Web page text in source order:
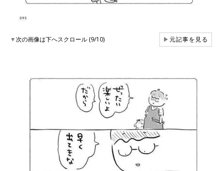
▼次の画像は下へスクロール (9/10) ▶元記事を見る